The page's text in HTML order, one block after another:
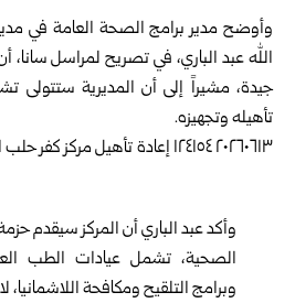
وأوضح مدير برامج الصحة العامة في
الله عبد الباري، في تصريح لمراسل سانا،
جيدة، مشيراً إلى أن المديرية ستتولى
تأهيله وتجهيزه.
وأكد عبد الباري أن المركز سيقدم
الصحية، تشمل عيادات الطب
وبرامج التلقيح ومكافحة اللاشمانيا،